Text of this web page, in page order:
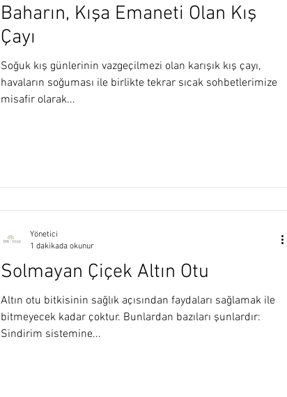
Baharın, Kışa Emaneti Olan Kış
Çayı
Soğuk kış günlerinin vazgeçilmezi olan karışık kış çayı,
havaların soğuması ile birlikte tekrar sıcak sohbetlerimize
misafir olarak...
Solmayan Çiçek Altın Otu
Altın otu bitkisinin sağlık açısından faydaları sağlamak ile
bitmeyecek kadar çoktur. Bunlardan bazıları şunlardır:
Sindirim sistemine...
Yönetici
1 dakikada okunur